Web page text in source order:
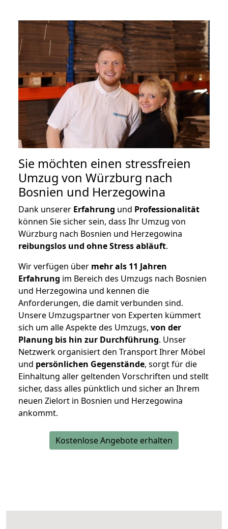
Sie möchten einen stressfreien
Umzug von Würzburg nach
Bosnien und Herzegowina
Dank unserer Erfahrung und Professionalität
können Sie sicher sein, dass Ihr Umzug von
Würzburg nach Bosnien und Herzegowina
reibungslos und ohne Stress abläuft.
Wir verfügen über mehr als 11 Jahren
Erfahrung im Bereich des Umzugs nach Bosnien
und Herzegowina und kennen die
Anforderungen, die damit verbunden sind.
Unsere Umzugspartner von Experten kümmert
sich um alle Aspekte des Umzugs, von der
Planung bis hin zur Durchführung. Unser
Netzwerk organisiert den Transport Ihrer Möbel
und persönlichen Gegenstände, sorgt für die
Einhaltung aller geltenden Vorschriften und stellt
sicher, dass alles pünktlich und sicher an Ihrem
neuen Zielort in Bosnien und Herzegowina
ankommt.
Kostenlose Angebote erhalten